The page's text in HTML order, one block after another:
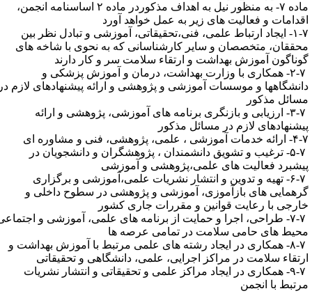
ماده ۷- به منظور نیل به اهداف مذکوردر ماده ۲ اساسنامه انجمن،
و فعالیت های زیر به عمل خواهد آورد
۱-۷- ایجاد ارتباط علمی، فنی،تحقیقاتی، آموزشی و تبادل نظر بین
متخصصان و سایر کارشناسانی که به نحوی با شاخه های
آموزش بهداشت و ارتقاء سلامت سر و کار دارند
۲-۷- همکاری با وزارت بهداشت، درمان و آموزش پزشکی و
و موسسات آموزشی و پژوهشی و ارائه پیشنهادهای لازم در
مذکور
۳-۷- ارزیابی و بازنگری برنامه های آموزشی، پژوهشی و ارائه
لازم در مسائل مذکور
، علمی، پژوهشی، فنی و مشاوره ای
۵-۷- ترغیب و تشویق دانشمندان ، پژوهشگران و دانشجویان در
فعالیت های علمی،پژوهشی و آموزشی
۶-۷- تهیه و تدوین و انتشار نشریات علمی،آموزشی و برگزاری
های بازآموزی، آموزشی و پژوهشی در سطوح داخلی و
با رعایت قوانین و مقررات جاری کشور
۷-۷- طراحی، اجرا و حمایت از برنامه های علمی، آموزشی و اجتماعی
های حامی سلامت در تمامی عرصه ها
۸-۷- همکاری در ایجاد رشته های علمی مرتبط با آموزش بهداشت و
سلامت در مراکز اجرایی، علمی، دانشگاهی و تحقیقاتی
۹-۷- همکاری در ایجاد مراکز علمی و تحقیقاتی و انتشار نشریات
با انجمن